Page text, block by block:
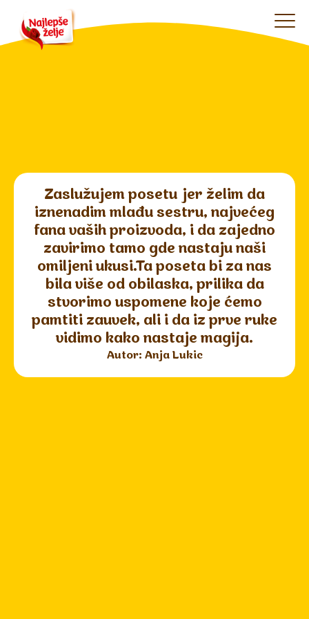
Zaslužujem posetu jer želim da
iznenadim mlađu sestru, najvećeg
fana vaših proizvoda, i da zajedno
zavirimo tamo gde nastaju naši
omiljeni ukusi.Ta poseta bi za nas
bila više od obilaska, prilika da
stvorimo uspomene koje ćemo
pamtiti zauvek, ali i da iz prve ruke
vidimo kako nastaje magija.
Autor: Anja Lukic